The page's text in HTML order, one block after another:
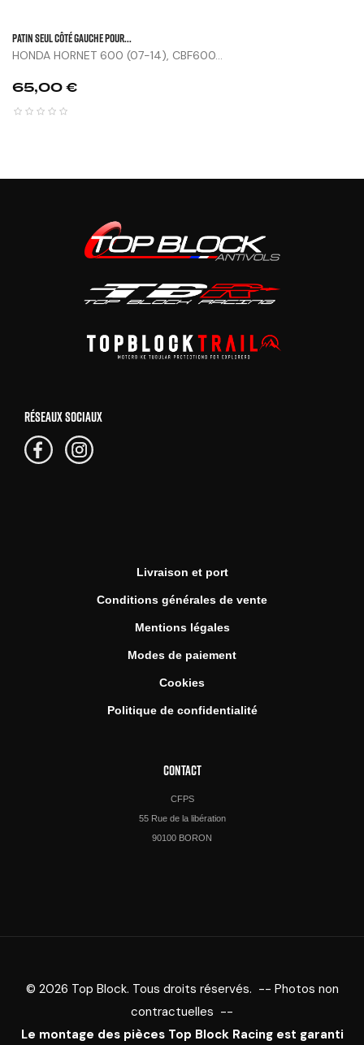
Patin Seul Côté Gauche Pour...
HONDA HORNET 600 (07-14), CBF600...
Prix
65,00 €
RÉSEAUX SOCIAUX
Livraison et port
Conditions générales de vente
Mentions légales
Modes de paiement
Cookies
Politique de confidentialité
CONTACT
CFPS
55 Rue de la libération
90100 BORON
© 2026 Top Block. Tous droits réservés. -- Photos non
contractuelles --
Le montage des pièces Top Block Racing est garanti